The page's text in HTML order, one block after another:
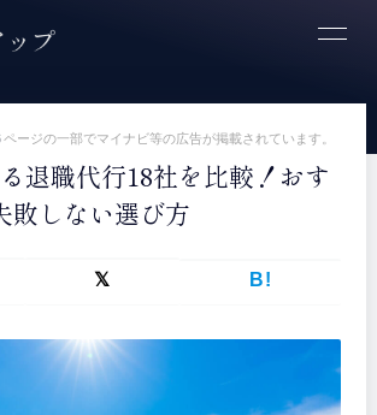
ページの一部でマイナビ等の広告が掲載されています。
退職代行18社を比較！おす
敗しない選び方
B!